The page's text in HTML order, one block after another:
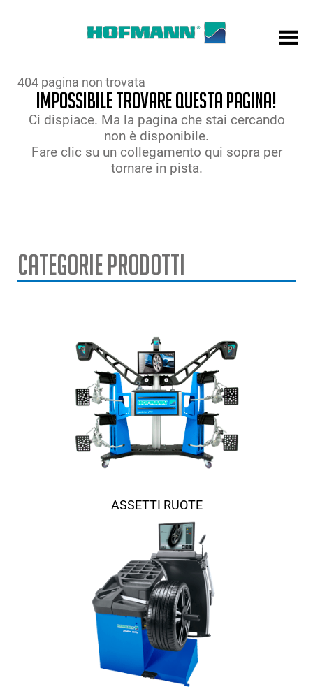
404 pagina non trovata
Impossibile trovare questa pagina!
Ci dispiace. Ma la pagina che stai cercando
non è disponibile.
Fare clic su un collegamento qui sopra per
tornare in pista.
Categorie Prodotti
ASSETTI RUOTE